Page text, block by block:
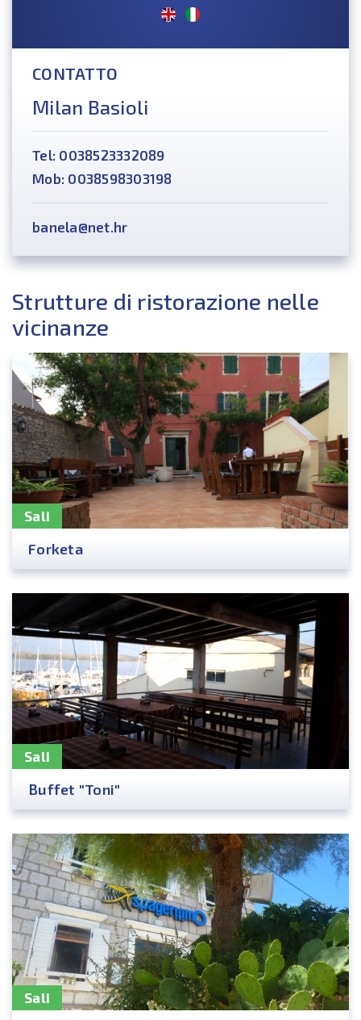
CONTATTO
Milan Basioli
Tel: 0038523332089
Mob: 0038598303198
banela@net.hr
Strutture di ristorazione nelle
vicinanze
Sali
Forketa
Sali
Buffet "Toni"
Sali